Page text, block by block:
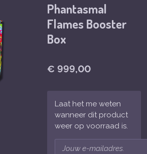
Phantasmal
Flames Booster
Box
€ 999,00
Laat het me weten
wanneer dit product
weer op voorraad is.